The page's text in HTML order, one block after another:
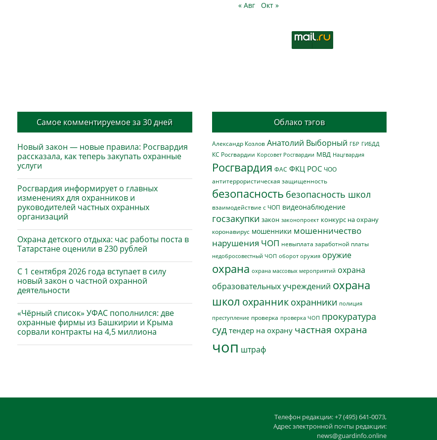
« Авг Окт »
Самое комментируемое за 30 дней
Новый закон — новые правила: Росгвардия
рассказала, как теперь закупать охранные
услуги
Росгвардия информирует о главных
изменениях для охранников и
руководителей частных охранных
организаций
Охрана детского отдыха: час работы поста в
Татарстане оценили в 230 рублей
С 1 сентября 2026 года вступает в силу
новый закон о частной охранной
деятельности
«Чёрный список» УФАС пополнился: две
охранные фирмы из Башкирии и Крыма
сорвали контракты на 4,5 миллиона
Облако тэгов
Александр Козлов Анатолий Выборный ГБР ГИБДД
КС Росгвардии Корсовет Росгвардии МВД Нацгвардия
Росгвардия ФАС ФКЦ РОС ЧОО
антитеррористическая защищенность
безопасность безопасность школ
взаимодействие с ЧОП видеонаблюдение
госзакупки закон законопроект конкурс на охрану
коронавирус мошенники мошенничество
нарушения ЧОП невыплата заработной платы
недобросовестный ЧОП оборот оружия оружие
охрана охрана массовых мероприятий охрана
образовательных учреждений охрана
школ охранник охранники полиция
преступление проверка проверка ЧОП прокуратура
суд тендер на охрану частная охрана
чоп штраф
Телефон редакции: +7 (495) 641-0073,
Адрес электронной почты редакции:
news@guardinfo.online